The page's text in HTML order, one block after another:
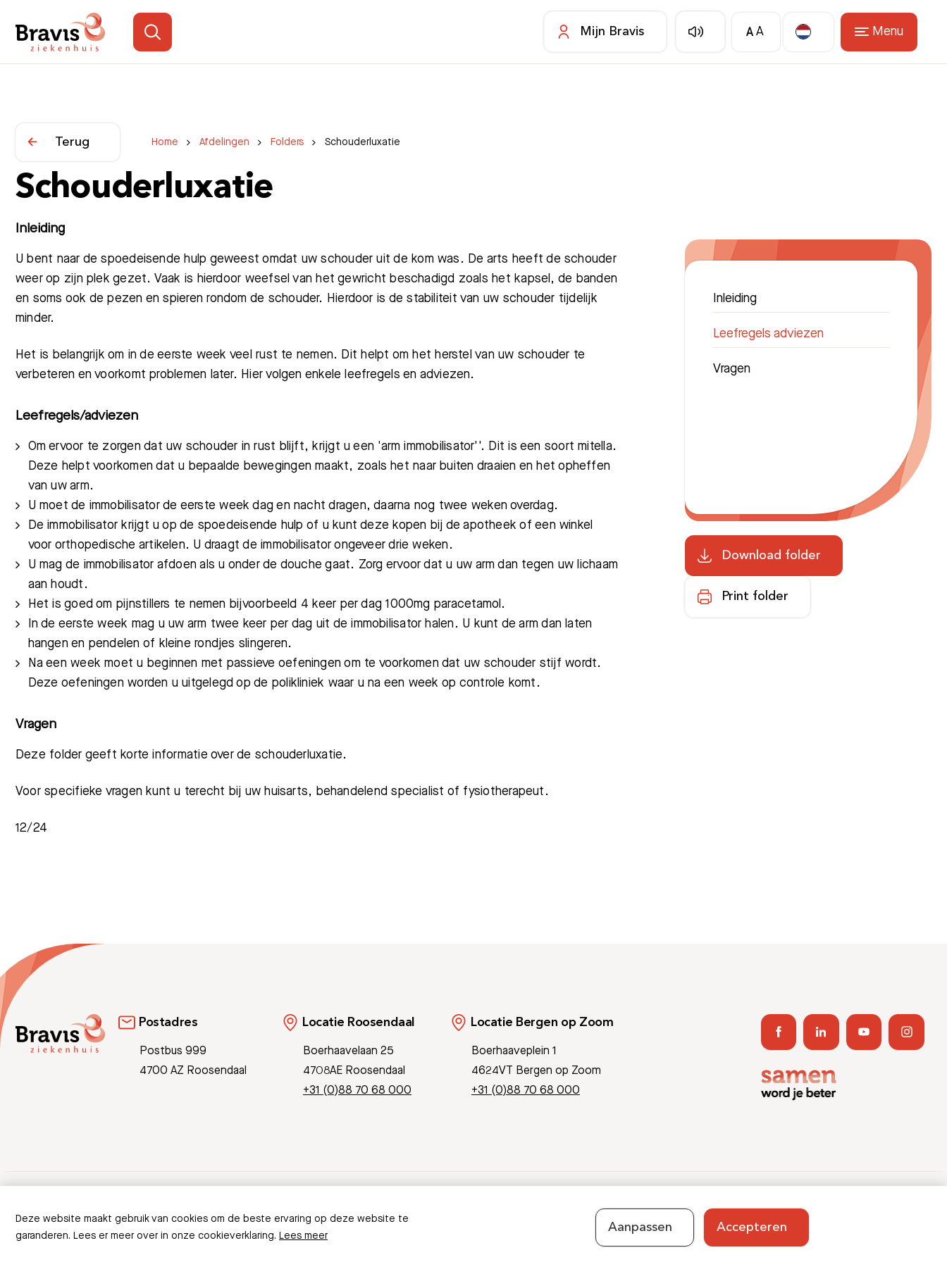
Deze website maakt gebruik van cookies om de beste ervaring op deze website te
garanderen. Lees er meer over in onze cookieverklaring. Lees meer
Aanpassen Accepteren
Mijn Bravis A A Menu
Meest gezocht: Afspraak maken
Home Afdelingen Folders Schouderluxatie
Terug
Schouderluxatie
Inleiding
U bent naar de spoedeisende hulp geweest omdat uw schouder uit de kom was. De arts heeft de schouder
weer op zijn plek gezet. Vaak is hierdoor weefsel van het gewricht beschadigd zoals het kapsel, de banden
en soms ook de pezen en spieren rondom de schouder. Hierdoor is de stabiliteit van uw schouder tijdelijk
minder.
Het is belangrijk om in de eerste week veel rust te nemen. Dit helpt om het herstel van uw schouder te
verbeteren en voorkomt problemen later. Hier volgen enkele leefregels en adviezen.
Leefregels/adviezen
Om ervoor te zorgen dat uw schouder in rust blijft, krijgt u een 'arm immobilisator''. Dit is een soort mitella.
Deze helpt voorkomen dat u bepaalde bewegingen maakt, zoals het naar buiten draaien en het opheffen
van uw arm.
U moetde immobilisator de eerste week dag en nacht dragen, daarna nog twee weken overdag.
De immobilisator krijgt u op de spoedeisende hulp of u kunt deze kopen bij de apotheek of een winkel
voor orthopedische artikelen. U draagt de immobilisator ongeveer drie weken.
U mag de immobilisator afdoen als u onder de douche gaat. Zorg ervoor dat u uw arm dan tegen uw lichaam
aan houdt.
Het is goed om pijnstillers te nemen bijvoorbeeld 4 keer per dag 1000mg paracetamol.
In de eerste week mag u uw arm twee keer per dag uit de immobilisator halen. U kunt de arm dan laten
hangen en pendelen of kleine rondjes slingeren.
Na een week moet u beginnen met passieve oefeningen om te voorkomen dat uw schouder stijf wordt.
Deze oefeningen worden u uitgelegd op de polikliniek waar u na een week op controle komt.
Vragen
Deze folder geeft korte informatie over de schouderluxatie.
Voor specifieke vragen kunt u terecht bij uw huisarts, behandelend specialist of fysiotherapeut.
12/24
Inleiding
Leefregels adviezen
Vragen
Download folder
Print folder
Ontbreekt er informatie in deze folder? Geef feedback Sluiten
Postadres
Postbus 999
4700 AZ Roosendaal
Locatie Roosendaal
Boerhaavelaan 25
4708AE Roosendaal
+31 (0)88 70 68 000
Locatie Bergen op Zoom
Boerhaaveplein 1
4624VT Bergen op Zoom
+31 (0)88 70 68 000
© Copyright 2026 Bravis Patient Journey App Informatieveiligheid